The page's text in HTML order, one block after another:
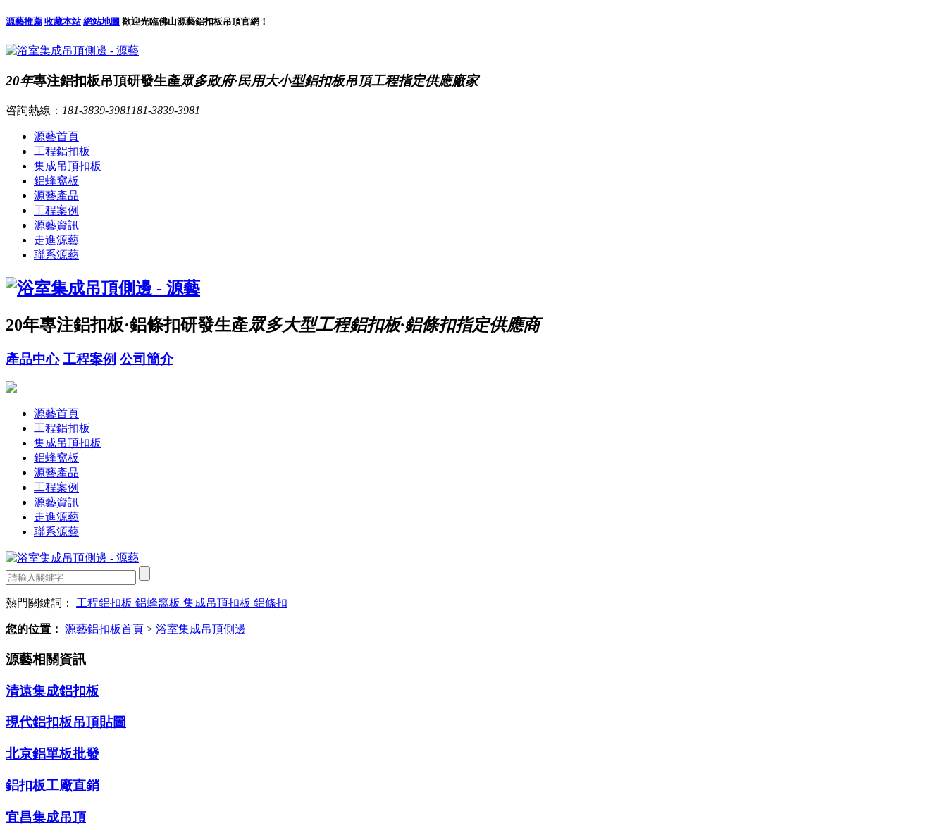
源藝推薦 收藏本站 網站地圖 歡迎光臨佛山源藝鋁扣板吊頂官網！
20年專注鋁扣板吊頂研發生產眾多政府·民用大小型鋁扣板吊頂工程指定供應廠家
咨詢熱線： 181-3839-3981 181-3839-3981
源藝首頁
工程鋁扣板
集成吊頂扣板
鋁蜂窩板
源藝產品
工程案例
源藝資訊
走進源藝
聯系源藝
20年專注鋁扣板·鋁條扣研發生產眾多大型工程鋁扣板·鋁條扣指定供應商
產品中心 工程案例 公司簡介
源藝首頁
工程鋁扣板
集成吊頂扣板
鋁蜂窩板
源藝產品
工程案例
源藝資訊
走進源藝
聯系源藝
熱門關鍵詞： 工程鋁扣板 鋁蜂窩板 集成吊頂扣板 鋁條扣
您的位置： 源藝鋁扣板首頁 > 浴室集成吊頂側邊
源藝相關資訊
清遠集成鋁扣板
現代鋁扣板吊頂貼圖
北京鋁單板批發
鋁扣板工廠直銷
宜昌集成吊頂